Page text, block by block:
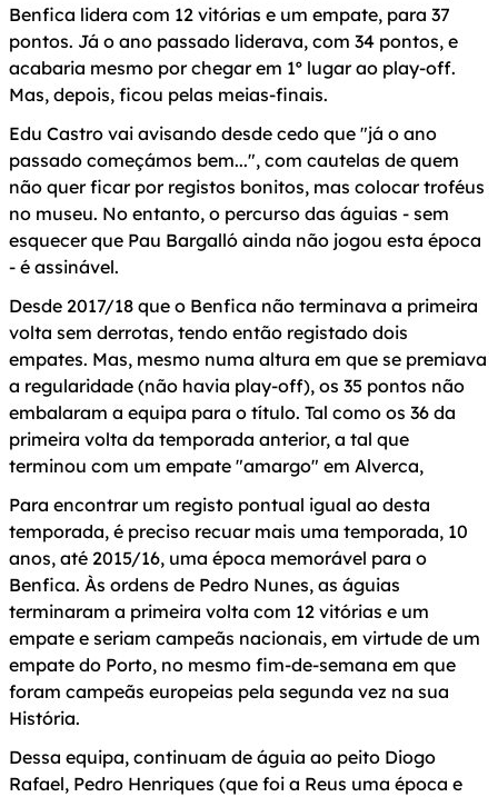
Benfica lidera com 12 vitórias e um empate, para 37
pontos. Já o ano passado liderava, com 34 pontos, e
acabaria mesmo por chegar em 1º lugar ao play-off.
Mas, depois, ficou pelas meias-finais.
Edu Castro vai avisando desde cedo que "já o ano
passado começámos bem...", com cautelas de quem
não quer ficar por registos bonitos, mas colocar troféus
no museu. No entanto, o percurso das águias - sem
esquecer que Pau Bargalló ainda não jogou esta época
- é assinável.
Desde 2017/18 que o Benfica não terminava a primeira
volta sem derrotas, tendo então registado dois
empates. Mas, mesmo numa altura em que se premiava
a regularidade (não havia play-off), os 35 pontos não
embalaram a equipa para o título. Tal como os 36 da
primeira volta da temporada anterior, a tal que
terminou com um empate "amargo" em Alverca,
Para encontrar um registo pontual igual ao desta
temporada, é preciso recuar mais uma temporada, 10
anos, até 2015/16, uma época memorável para o
Benfica. Às ordens de Pedro Nunes, as águias
terminaram a primeira volta com 12 vitórias e um
empate e seriam campeãs nacionais, em virtude de um
empate do Porto, no mesmo fim-de-semana em que
foram campeãs europeias pela segunda vez na sua
História.
Dessa equipa, continuam de águia ao peito Diogo
Rafael, Pedro Henriques (que foi a Reus uma época e